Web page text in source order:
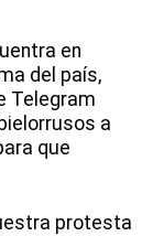
en
del país,
Telegram
a
que
protesta